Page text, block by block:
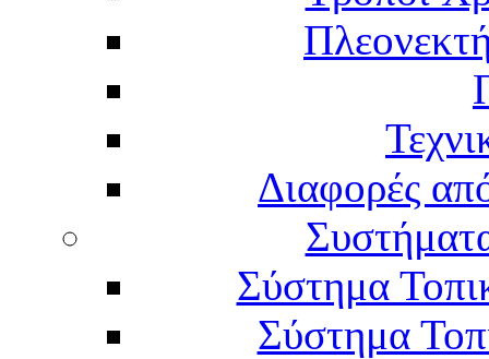
Διαφορές
Σύστημα
Σύστημα